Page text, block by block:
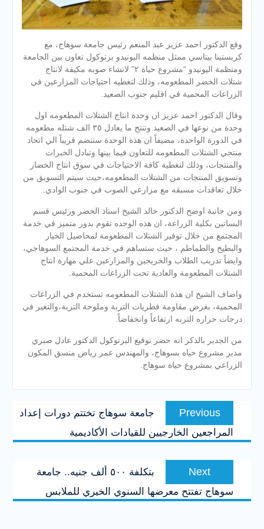
وقع الدكتور احمد عزيز عبد المنعم رئيس جامعة سوهاج، مع
كريستينا بيتاسي ممثل منظمه اليونيدو برتوكول تعاون بين الجامعة
ومنظمة اليونيدو “مشروع حياة ٢” لانشاء صوبه مكيفة لانتاج
شتلات الخضر المطعومه، وذلك لتغطيه احتياجات المزارعين في
الزراعات المحمية في اقليم جنوب الصعيد.
وقال الدكتور احمد عزيز ان وحدة انتاج الشتلات المطعومه اول
وحدة من نوعها في الصعيد وتنتج ما يعادل ٣٥ الف شتله مطعومه
في الدورة الواحدة، مضيفاً ان هذة الوحدة ستنضم قريباً الي اتحاد
منتجي الشتلات المطعومه للتعاون فيما بينها وتبادل الخبرات
والمنتجات، وذلك لتغطية كافة الاحتياجات في سوق انتاج الخضار
وتسويق المنتجات من الشتلات المطعومه،حيث سيتم التسويق من
خلال تعاقدات مسبقه مع مزارعي الصوب في جنوب الوادي.
ومن جانبة اوضح الدكتور خالد الشيخ استاذ الخضر ورئيس قسم
البساتين بكلية الزراعة، ان هذه الوحده تقوم بدور متميز في خدمة
المجتمع من خلال توفير الشتلات المطعومة لمحاصيل الخيار
والبطيخ والطماطم ، حيث ستساهم في خدمة المجتمع السوهاجي،
وايضاً تدريب الطلاب والخريجين والمزارعين علي مهارة انتاج
الشتلات المطعومة والعادية تحت الزراعات المحمية.
واضاف الشيخ ان هذة الشتلات المطعومه تستخدم في الزراعات
المحمية، بغرض مقاومة فطريات التربة وملوحة التربة،والتغير في
درجات حراره التربه ارتفاعاً وانخفاضاً.
من الجدير بالذكر انه حضر توقيع البرتوكول الدكتور عادل صبري
مدير مشروع حياه بسوهاج، والمهندس عمر رياض منسق المكون
الزراعي بمشروع حياة سوهاج.
تصفّح
المقالاتPrevious
Previous
post:
جامعة سوهاج تختتم دورات إعداد
المراجعين الخارجيين للقيادات الأكاديمية
Next
Next
post:
بتكلفة ٥٠٠ ألف جنيه.. جامعة
سوهاج تفتتح معرضها السنوي الخيري للملابس